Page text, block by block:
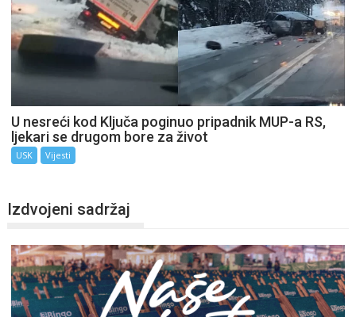
U nesreći kod Ključa poginuo pripadnik MUP-a RS,
ljekari se drugom bore za život
USK Vijesti
Izdvojeni sadržaj